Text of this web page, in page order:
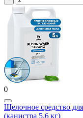
0
Щелочное средство
(канистра 5,6 кг)